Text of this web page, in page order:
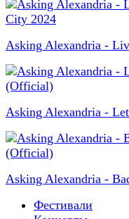
Asking Alexandria -
Asking Alexandria -
Asking Alexandria -
Фестивали